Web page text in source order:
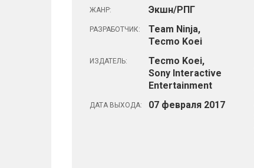
ЖАНР: Экшн/РПГ
РАЗРАБОТЧИК:
Team Ninja,
Tecmo Koei
ИЗДАТЕЛЬ:
Tecmo Koei,
Sony Interactive
Entertainment
ДАТА ВЫХОДА: 07 февраля 2017